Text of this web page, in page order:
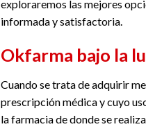
exploraremos las mejores
informada y satisfactoria.
Okfarma bajo la
Cuando se trata de adquirir
prescripción médica y cuyo
la farmacia de donde se